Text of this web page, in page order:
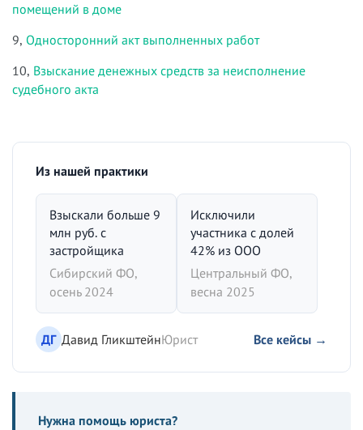
помещений в доме
9, Односторонний акт выполненных работ
10, Взыскание денежных средств за неисполнение
судебного акта
Из нашей практики
Взыскали больше 9
млн руб. с
застройщика
Сибирский ФО,
осень 2024
Исключили
участника с долей
42% из ООО
Центральный ФО,
весна 2025
ДГ Давид ГликштейнЮрист Все кейсы →
Нужна помощь юриста?